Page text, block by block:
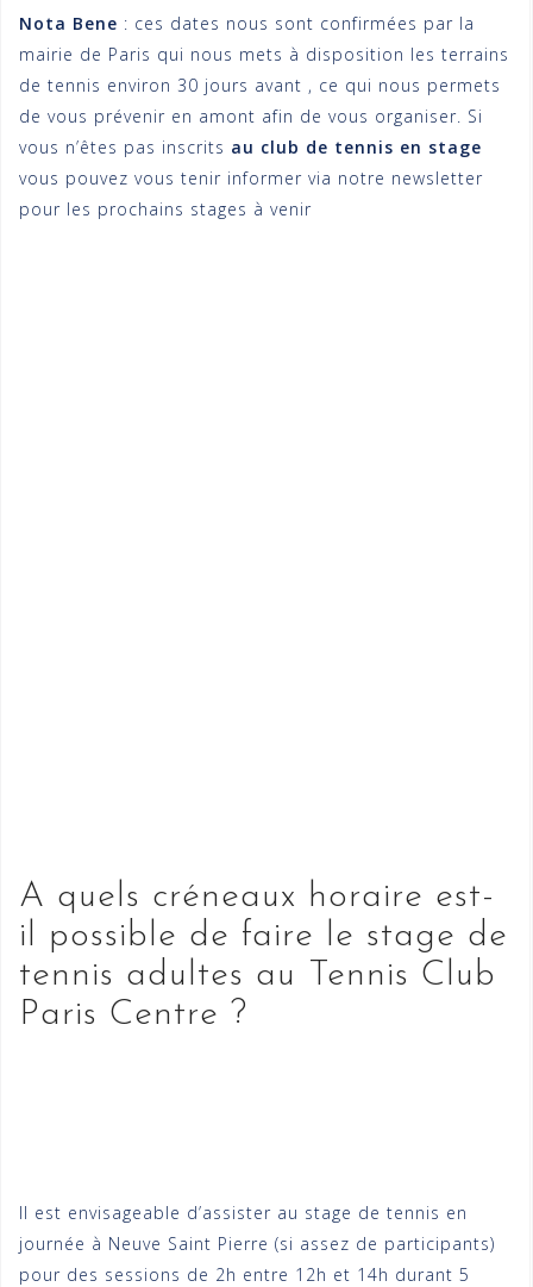
Nota Bene : ces dates nous sont confirmées par la
mairie de Paris qui nous mets à disposition les terrains
de tennis environ 30 jours avant , ce qui nous permets
de vous prévenir en amont afin de vous organiser. Si
vous n’êtes pas inscrits au club de tennis en stage
vous pouvez vous tenir informer via notre newsletter
pour les prochains stages à venir
A quels créneaux horaire est-
il possible de faire le stage de
tennis adultes au Tennis Club
Paris Centre ?
Il est envisageable d’assister au stage de tennis en
journée à Neuve Saint Pierre (si assez de participants)
pour des sessions de 2h entre 12h et 14h durant 5